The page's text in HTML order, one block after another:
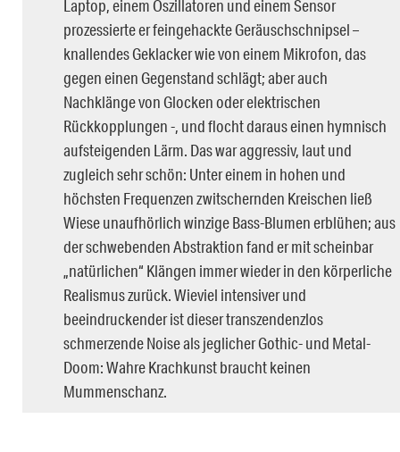
Laptop, einem Oszillatoren und einem Sensor
prozessierte er feingehackte Geräuschschnipsel –
knallendes Geklacker wie von einem Mikrofon, das
gegen einen Gegenstand schlägt; aber auch
Nachklänge von Glocken oder elektrischen
Rückkopplungen -, und flocht daraus einen hymnisch
aufsteigenden Lärm. Das war aggressiv, laut und
zugleich sehr schön: Unter einem in hohen und
höchsten Frequenzen zwitschernden Kreischen ließ
Wiese unaufhörlich winzige Bass-Blumen erblühen; aus
der schwebenden Abstraktion fand er mit scheinbar
„natürlichen“ Klängen immer wieder in den körperliche
Realismus zurück. Wieviel intensiver und
beeindruckender ist dieser transzendenzlos
schmerzende Noise als jeglicher Gothic- und Metal-
Doom: Wahre Krachkunst braucht keinen
Mummenschanz.